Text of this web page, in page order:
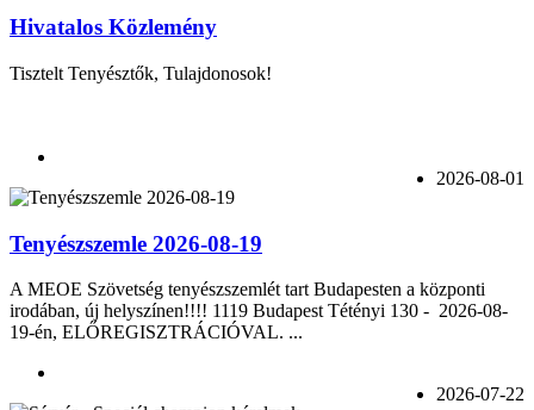
Hivatalos Közlemény
Tisztelt Tenyésztők, Tulajdonosok!
2026-08-01
Tenyészszemle 2026-08-19
A MEOE Szövetség tenyészszemlét tart Budapesten a központi
irodában, új helyszínen!!!! 1119 Budapest Tétényi 130 - 2026-08-
19-én, ELŐREGISZTRÁCIÓVAL. ...
2026-07-22